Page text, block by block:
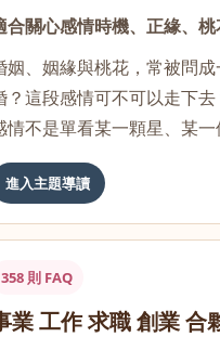
合關心感情時機、正緣、桃
姻、姻緣與桃花，常被問
？這段感情可不可以走下
情不是單看某一顆星、某
進入主題導讀
358 則 FAQ
業 工作 求職 創業 合